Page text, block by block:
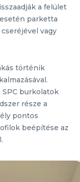
a felület
parketta
vagy
történik
burkolatok
része a
pontos
beépítése az